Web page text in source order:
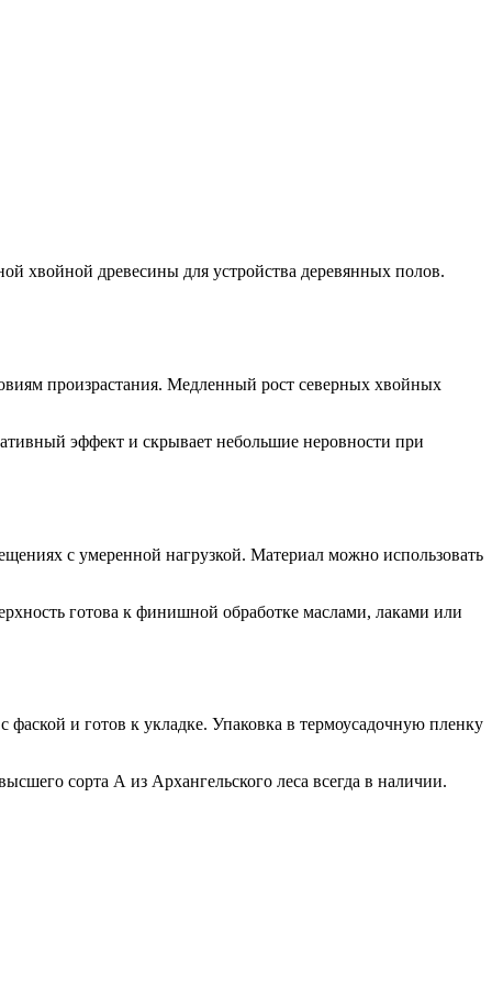
хвойной древесины для устройства деревянных полов.
произрастания. Медленный рост северных хвойных
эффект и скрывает небольшие неровности при
с умеренной нагрузкой. Материал можно использовать
готова к финишной обработке маслами, лаками или
и готов к укладке. Упаковка в термоусадочную пленку
сорта А из Архангельского леса всегда в наличии.